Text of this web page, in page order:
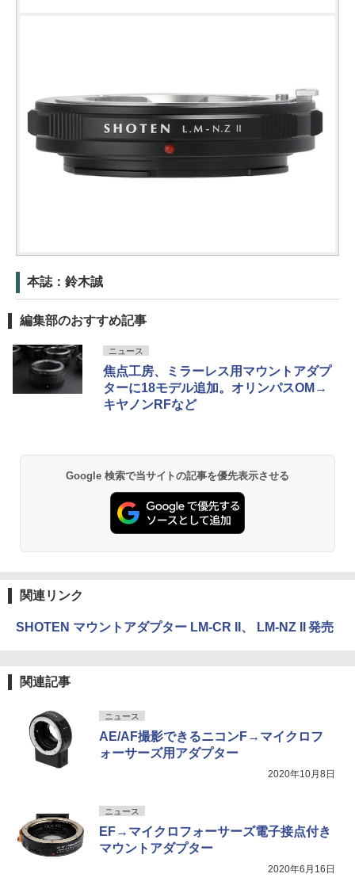
本誌：鈴木誠
編集部のおすすめ記事
ニュース
焦点工房、ミラーレス用マウントアダプ
ターに18モデル追加。オリンパスOM→
キヤノンRFなど
Google 検索で当サイトの記事を優先表示させる
関連リンク
SHOTEN マウントアダプター LM-CR II、 LM-NZ II 発売
関連記事
ニュース
AE/AF撮影できるニコンF→マイクロフ
ォーサーズ用アダプター
2020年10月8日
ニュース
EF→マイクロフォーサーズ電子接点付き
マウントアダプター
2020年6月16日